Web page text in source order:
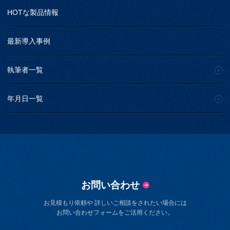
HOTな製品情報
最新導入事例
執筆者一覧
年月日一覧
お問い合わせ
お見積もり依頼や 詳しいご相談をされたい場合には
お問い合わせフォームをご活用ください。